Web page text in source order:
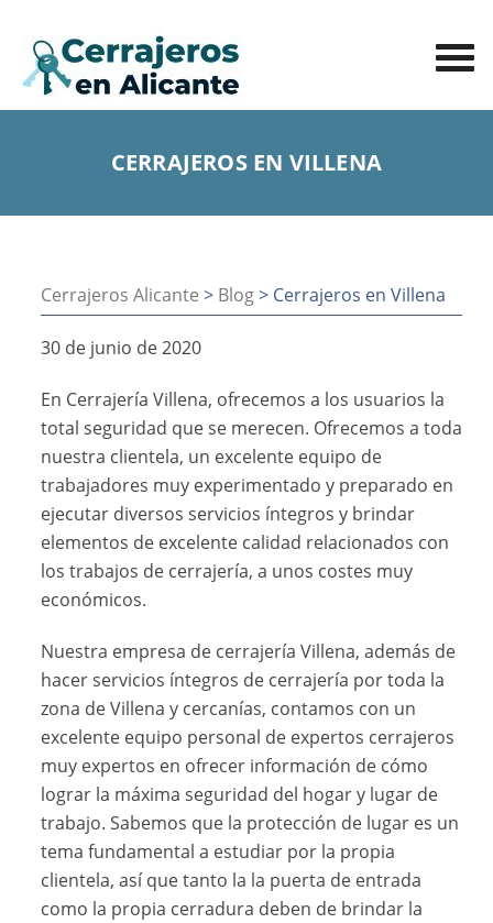
CERRAJEROS EN VILLENA
Cerrajeros Alicante > Blog> Cerrajeros en Villena
30 de junio de 2020
En Cerrajería Villena, ofrecemos a los usuarios la
total seguridad que se merecen. Ofrecemos a toda
nuestra clientela, un excelente equipo de
trabajadores muy experimentado y preparado en
ejecutar diversos servicios íntegros y brindar
elementos de excelente calidad relacionados con
los trabajos de cerrajería, a unos costes muy
económicos.
Nuestra empresa de cerrajería Villena, además de
hacer servicios íntegros de cerrajería por toda la
zona de Villena y cercanías, contamos con un
excelente equipo personal de expertos cerrajeros
muy expertos en ofrecer información de cómo
lograr la máxima seguridad del hogar y lugar de
trabajo. Sabemos que la protección de lugar es un
tema fundamental a estudiar por la propia
clientela, así que tanto la la puerta de entrada
como la propia cerradura deben de brindar la